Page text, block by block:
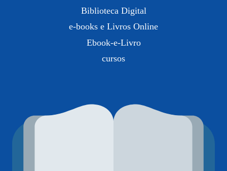
Biblioteca Digital
e-books e Livros Online
Ebook-e-Livro
cursos